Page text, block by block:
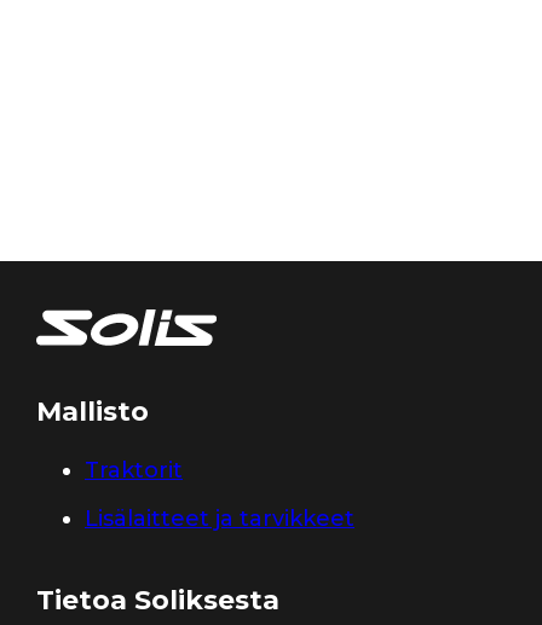
Mallisto
Traktorit
Lisälaitteet ja tarvikkeet
Tietoa Soliksesta